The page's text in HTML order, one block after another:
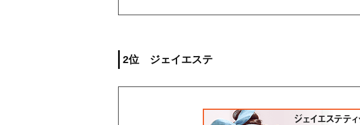
2位 ジェイエステ